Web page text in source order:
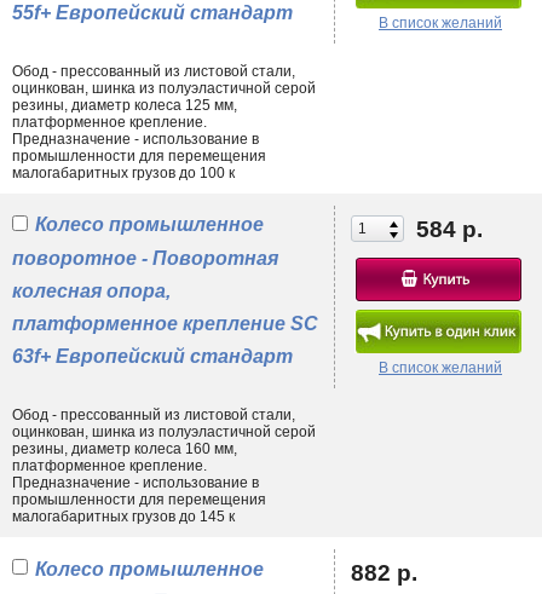
В список желаний
55f+ Европейский стандарт
Обод - прессованный из листовой стали,
оцинкован, шинка из полуэластичной серой
резины, диаметр колеса 125 мм,
платформенное крепление.
Предназначение - использование в
промышленности для перемещения
малогабаритных грузов до 100 к
584 р.
В список желаний
Колесо промышленное
поворотное - Поворотная
колесная опора,
платформенное крепление SC
63f+ Европейский стандарт
Обод - прессованный из листовой стали,
оцинкован, шинка из полуэластичной серой
резины, диаметр колеса 160 мм,
платформенное крепление.
Предназначение - использование в
промышленности для перемещения
малогабаритных грузов до 145 к
882 р.
Колесо промышленное